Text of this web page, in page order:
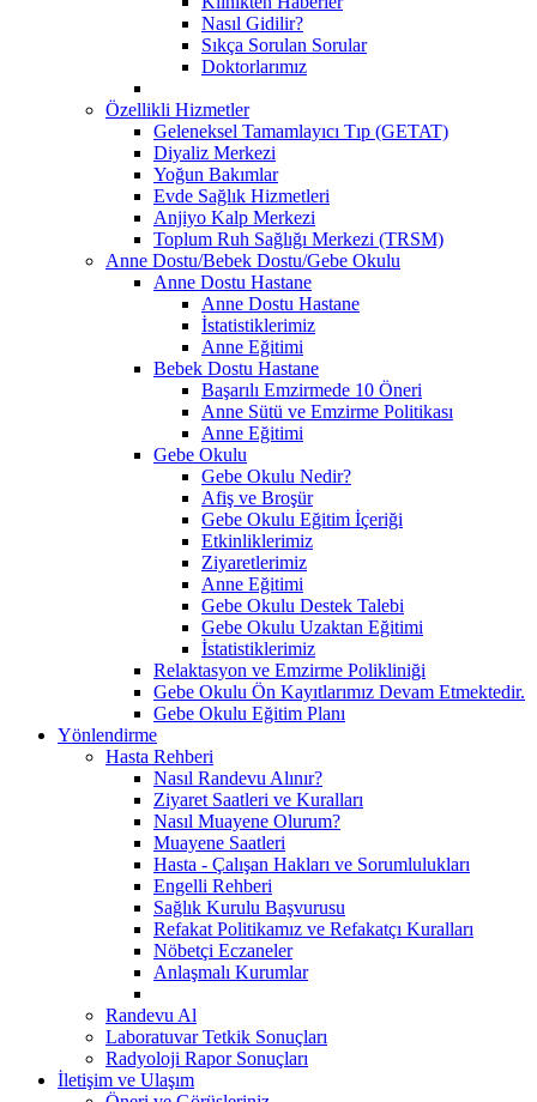
Nasıl Gidilir?
Sıkça Sorulan Sorular
Doktorlarımız
Özellikli Hizmetler
Geleneksel Tamamlayıcı Tıp (GETAT)
Diyaliz Merkezi
Yoğun Bakımlar
Evde Sağlık Hizmetleri
Anjiyo Kalp Merkezi
Toplum Ruh Sağlığı Merkezi (TRSM)
Anne Dostu/Bebek Dostu/Gebe Okulu
Anne Dostu Hastane
Anne Dostu Hastane
İstatistiklerimiz
Anne Eğitimi
Bebek Dostu Hastane
Başarılı Emzirmede 10 Öneri
Anne Sütü ve Emzirme Politikası
Anne Eğitimi
Gebe Okulu
Gebe Okulu Nedir?
Afiş ve Broşür
Gebe Okulu Eğitim İçeriği
Etkinliklerimiz
Ziyaretlerimiz
Anne Eğitimi
Gebe Okulu Destek Talebi
Gebe Okulu Uzaktan Eğitimi
İstatistiklerimiz
Relaktasyon ve Emzirme Polikliniği
Gebe Okulu Ön Kayıtlarımız Devam Etmektedir.
Gebe Okulu Eğitim Planı
Yönlendirme
Hasta Rehberi
Nasıl Randevu Alınır?
Ziyaret Saatleri ve Kuralları
Nasıl Muayene Olurum?
Muayene Saatleri
Hasta - Çalışan Hakları ve Sorumlulukları
Engelli Rehberi
Sağlık Kurulu Başvurusu
Refakat Politikamız ve Refakatçı Kuralları
Nöbetçi Eczaneler
Anlaşmalı Kurumlar
Randevu Al
Laboratuvar Tetkik Sonuçları
Radyoloji Rapor Sonuçları
İletişim ve Ulaşım